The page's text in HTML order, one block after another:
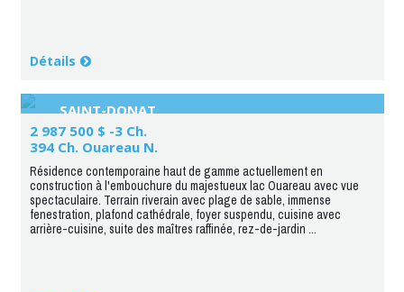
Détails
SAINT-DONAT
2 987 500 $ -3 Ch.
394 Ch. Ouareau N.
Résidence contemporaine haut de gamme actuellement en
construction à l'embouchure du majestueux lac Ouareau avec vue
spectaculaire. Terrain riverain avec plage de sable, immense
fenestration, plafond cathédrale, foyer suspendu, cuisine avec
arrière-cuisine, suite des maîtres raffinée, rez-de-jardin ...